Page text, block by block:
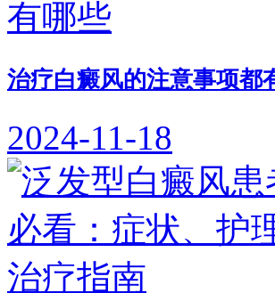
治疗白癜风的注意事项都
2024-11-18